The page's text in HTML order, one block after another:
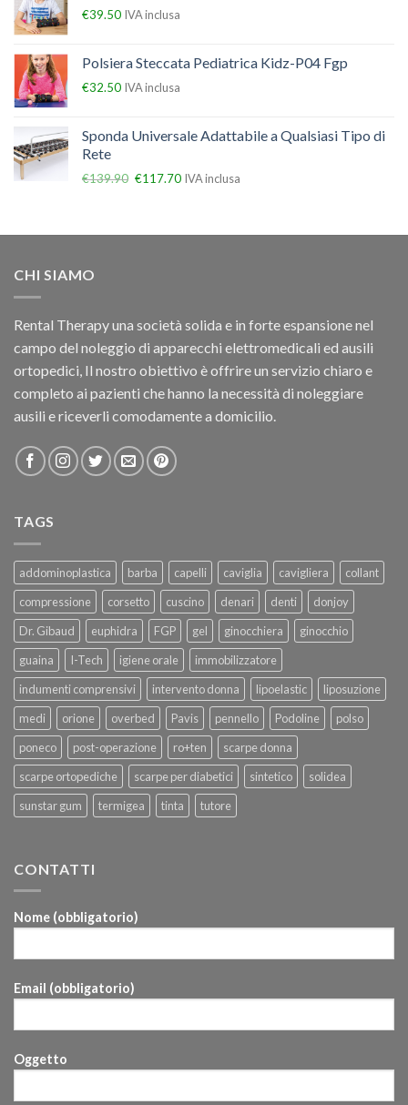
€39.50 IVA inclusa
Polsiera Steccata Pediatrica Kidz-P04 Fgp
€32.50 IVA inclusa
Sponda Universale Adattabile a Qualsiasi Tipo di
Rete
€139.90 €117.70 IVA inclusa
CHI SIAMO
Rental Therapy una società solida e in forte espansione nel
campo del noleggio di apparecchi elettromedicali ed ausili
ortopedici, Il nostro obiettivo è offrire un servizio chiaro e
completo ai pazienti che hanno la necessità di noleggiare
ausili e riceverli comodamente a domicilio.
TAGS
addominoplastica barba capelli caviglia cavigliera
collant
compressione
corsetto cuscino denari denti
donjoy
Dr. Gibaud
euphidra FGP gel ginocchiera
ginocchio
guaina
I-Tech igiene orale
immobilizzatore
indumenti comprensivi
intervento donna lipoelastic
liposuzione
medi
orione overbed Pavis pennello Podoline
polso
poneco
post-operazione ro+ten
scarpe donna
scarpe ortopediche
scarpe per diabetici sintetico
solidea
sunstar gum
termigea tinta tutore
CONTATTI
Nome (obbligatorio)
Email (obbligatorio)
Oggetto